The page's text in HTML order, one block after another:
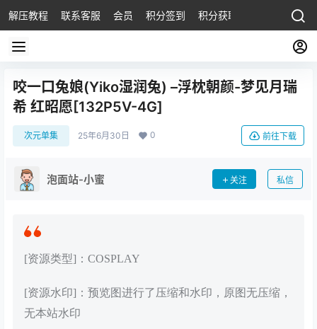
解压教程 联系客服 会员 积分签到 积分获取
咬一口兔娘(Yiko湿润兔) –浮枕朝颜-梦见月瑞
希 红昭愿[132P5V-4G]
次元单集 25年6月30日 0 前往下载
泡面站-小蜜 关注 私信
[资源类型]：COSPLAY
[资源水印]：预览图进行了压缩和水印，原图无压缩，
无本站水印